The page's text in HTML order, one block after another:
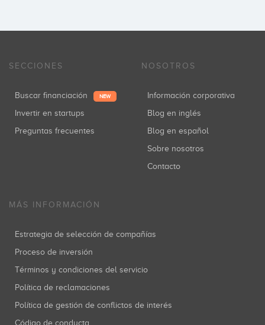
SECCIONES
Buscar financiación NEW
Invertir en startups
Preguntas frecuentes
NOSOTROS
Información corporativa
Blog en inglés
Blog en español
Sobre nosotros
Contacto
MÁS INFORMACIÓN
Estrategia de selección de compañías
Proceso de inversión
Términos y condiciones del servicio
Política de reclamaciones
Política de gestión de conflictos de interés
Código de conducta